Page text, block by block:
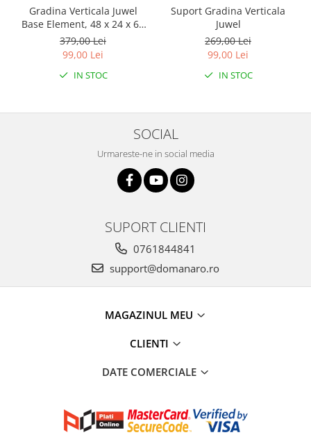
Gradina Verticala Juwel
Base Element, 48 x 24 x 64
cm - lime
379,00 Lei
99,00 Lei
IN STOC
Suport Gradina Verticala
Juwel
269,00 Lei
99,00 Lei
IN STOC
SOCIAL
Urmareste-ne in social media
SUPORT CLIENTI
0761844841
support@domanaro.ro
MAGAZINUL MEU
CLIENTI
DATE COMERCIALE